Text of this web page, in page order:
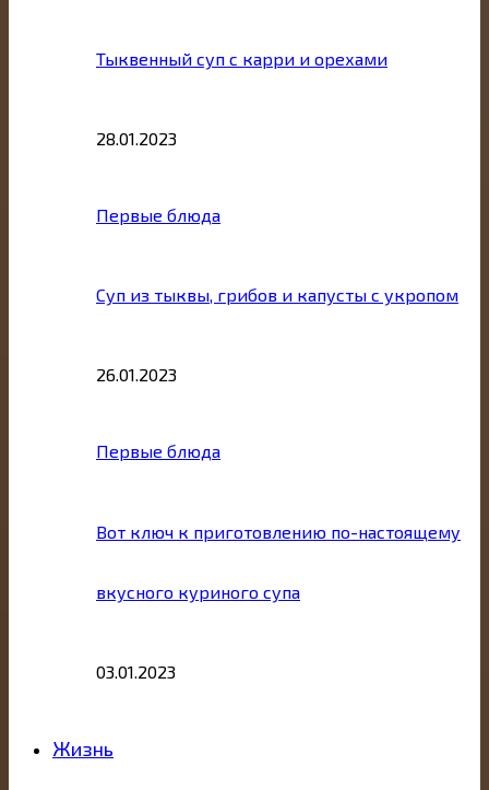
Тыквенный суп с карри и орехами
28.01.2023
Первые блюда
Суп из тыквы, грибов и капусты с укропом
26.01.2023
Первые блюда
Вот ключ к приготовлению по-настоящему
вкусного куриного супа
03.01.2023
Жизнь